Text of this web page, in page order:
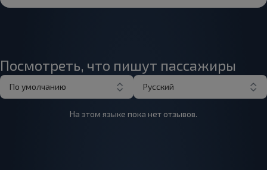
Посмотреть, что пишут пассажиры
По умолчанию Русский
На этом языке пока нет отзывов.